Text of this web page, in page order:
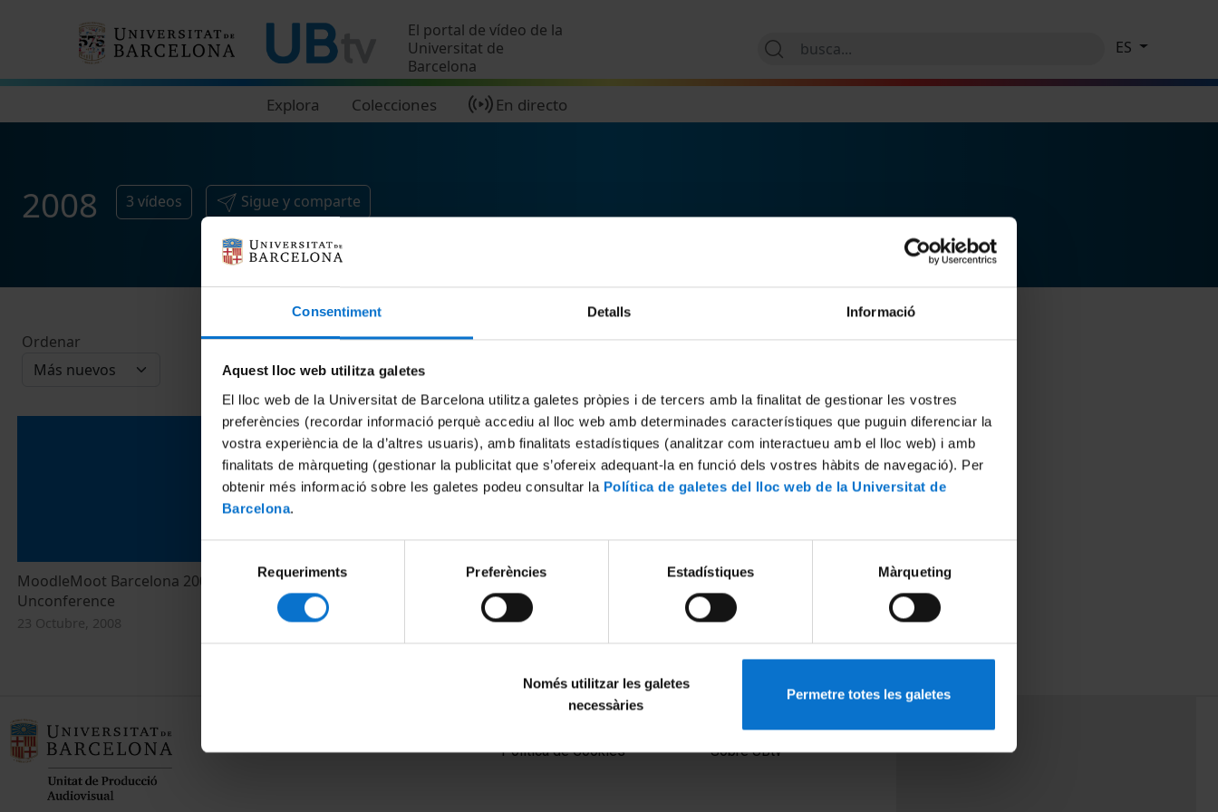
Consentiment Detalls Informació
Aquest lloc web utilitza galetes
El lloc web de la Universitat de Barcelona utilitza galetes pròpies i de tercers amb la finalitat de gestionar les vostres
preferències (recordar informació perquè accediu al lloc web amb determinades característiques que puguin diferenciar la
vostra experiència de la d’altres usuaris), amb finalitats estadístiques (analitzar com interactueu amb el lloc web) i amb
finalitats de màrqueting (gestionar la publicitat que s’ofereix adequant-la en funció dels vostres hàbits de navegació). Per
obtenir més informació sobre les galetes podeu consultar la Política de galetes del lloc web de la Universitat de
Barcelona.
consentiment
Requeriments Preferències Estadístiques Màrqueting
Només utilitzar les galetes
necessàries
Permetre totes les galetes
El portal de vídeo de la
Universitat de
Barcelona
Explora Colecciones En directo
ES
2008 3 vídeos Sigue y comparte
Ordenar
MoodleMoot Barcelona 2008:
Unconference
23 Octubre, 2008
MoodleMoot Barcelona 2008: Acte
inaugural
23 Octubre, 2008
Els Vespres de la UB 2008
30 Julio, 2008
Política de Cookies
Sobre UBtv